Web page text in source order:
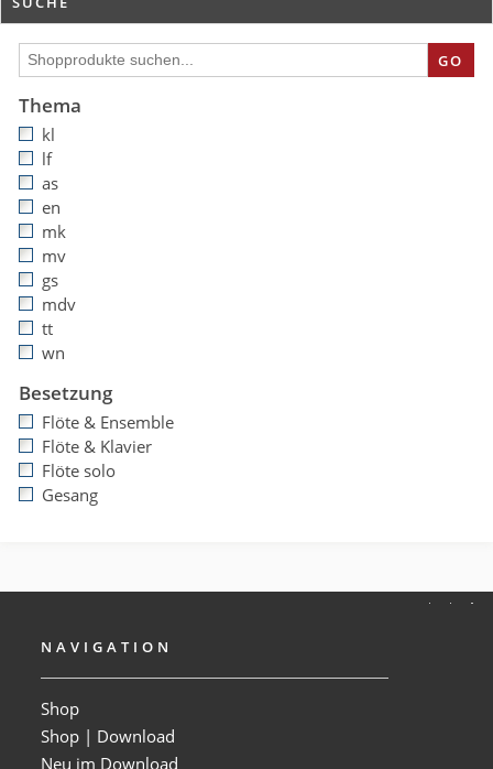
GO
Thema
kl
lf
as
en
mk
mv
gs
mdv
tt
wn
Besetzung
Flöte & Ensemble
Flöte & Klavier
Flöte solo
Gesang
NAVIGATION
Shop
Shop | Download
Neu im Download